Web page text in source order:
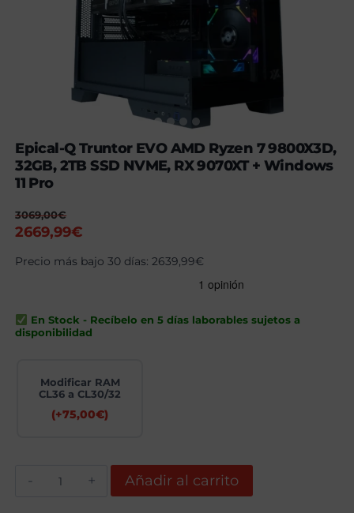
Epical-Q Truntor EVO AMD Ryzen 7 9800X3D,
32GB, 2TB SSD NVME, RX 9070XT + Windows
11 Pro
3069,00€
El
original
2669,99€
actual
Precio más bajo 30 días:2639,99€
En Stock - Recíbelo en 5 días laborables sujetos a
disponibilidad
Modificar RAM
CL36 a CL30/32
(+75,00€)
Añadir al carrito